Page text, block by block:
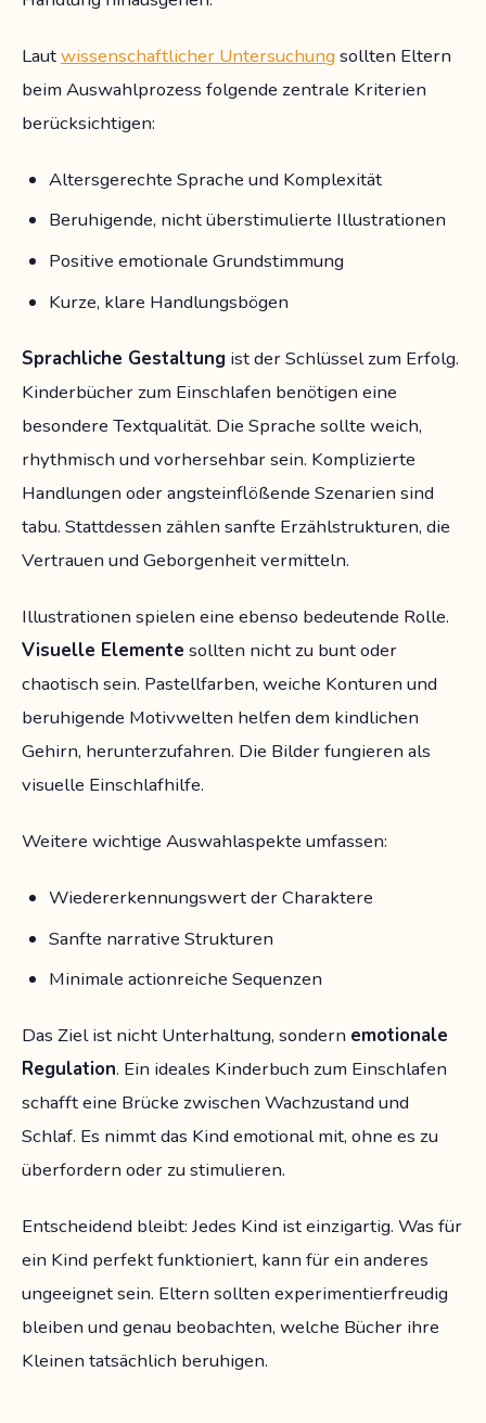
Lautwissenschaftlicher Untersuchung sollten Eltern
beim Auswahlprozess folgende zentrale Kriterien
berücksichtigen:
Altersgerechte Sprache und Komplexität
Beruhigende, nicht überstimulierte Illustrationen
Positive emotionale Grundstimmung
Kurze, klare Handlungsbögen
Sprachliche Gestaltung ist der Schlüssel zum Erfolg.
Kinderbücher zum Einschlafen benötigen eine
besondere Textqualität. Die Sprache sollte weich,
rhythmisch und vorhersehbar sein. Komplizierte
Handlungen oder angsteinflößende Szenarien sind
tabu. Stattdessen zählen sanfte Erzählstrukturen, die
Vertrauen und Geborgenheit vermitteln.
Illustrationen spielen eine ebenso bedeutende Rolle.
Visuelle Elemente sollten nicht zu bunt oder
chaotisch sein. Pastellfarben, weiche Konturen und
beruhigende Motivwelten helfen dem kindlichen
Gehirn, herunterzufahren. Die Bilder fungieren als
visuelle Einschlafhilfe.
Weitere wichtige Auswahlaspekte umfassen:
Wiedererkennungswert der Charaktere
Sanfte narrative Strukturen
Minimale actionreiche Sequenzen
Das Ziel ist nicht Unterhaltung, sondern emotionale
Regulation. Ein ideales Kinderbuch zum Einschlafen
schafft eine Brücke zwischen Wachzustand und
Schlaf. Es nimmt das Kind emotional mit, ohne es zu
überfordern oder zu stimulieren.
Entscheidend bleibt: Jedes Kind ist einzigartig. Was für
ein Kind perfekt funktioniert, kann für ein anderes
ungeeignet sein. Eltern sollten experimentierfreudig
bleiben und genau beobachten, welche Bücher ihre
Kleinen tatsächlich beruhigen.